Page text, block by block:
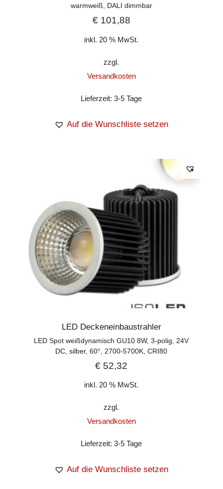
warmweiß, DALI dimmbar
€101,88
inkl. 20 % MwSt.
zzgl.
Versandkosten
Lieferzeit:3-5 Tage
Auf die Wunschliste setzen
LED Deckeneinbaustrahler
LED Spot weißdynamisch GU10 8W, 3-polig, 24V
DC, silber, 60°, 2700-5700K, CRI80
€ 52,32
inkl. 20 % MwSt.
zzgl.
Versandkosten
Lieferzeit:3-5 Tage
Auf die Wunschliste setzen